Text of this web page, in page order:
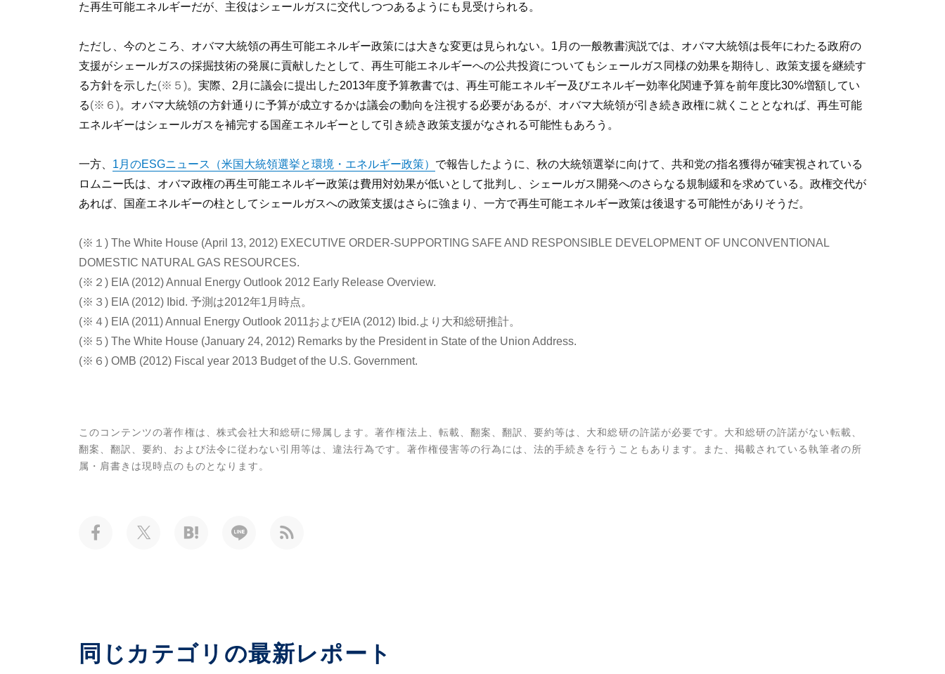
た再生可能エネルギーだが、主役はシェールガスに交代しつつあるようにも見受けられる。
ただし、今のところ、オバマ大統領の再生可能エネルギー政策には大きな変更は見られない。1月の一般教書演説では、オバマ大統領は長年にわたる政府の
支援がシェールガスの採掘技術の発展に貢献したとして、再生可能エネルギーへの公共投資についてもシェールガス同様の効果を期待し、政策支援を継続す
る方針を示した(※５)。実際、2月に議会に提出した2013年度予算教書では、再生可能エネルギー及びエネルギー効率化関連予算を前年度比30%増額してい
る(※６)。オバマ大統領の方針通りに予算が成立するかは議会の動向を注視する必要があるが、オバマ大統領が引き続き政権に就くこととなれば、再生可能
エネルギーはシェールガスを補完する国産エネルギーとして引き続き政策支援がなされる可能性もあろう。
一方、 1月のESGニュース（米国大統領選挙と環境・エネルギー政策） で報告したように、秋の大統領選挙に向けて、共和党の指名獲得が確実視されている
ロムニー氏は、オバマ政権の再生可能エネルギー政策は費用対効果が低いとして批判し、シェールガス開発へのさらなる規制緩和を求めている。政権交代が
あれば、国産エネルギーの柱としてシェールガスへの政策支援はさらに強まり、一方で再生可能エネルギー政策は後退する可能性がありそうだ。
(※１) The White House (April 13, 2012) EXECUTIVE ORDER-SUPPORTING SAFE AND RESPONSIBLE DEVELOPMENT OF UNCONVENTIONAL
DOMESTIC NATURAL GAS RESOURCES.
(※２) EIA (2012) Annual Energy Outlook 2012 Early Release Overview.
(※３) EIA (2012) Ibid. 予測は2012年1月時点。
(※４) EIA (2011) Annual Energy Outlook 2011およびEIA (2012) Ibid.より大和総研推計。
(※５) The White House (January 24, 2012) Remarks by the President in State of the Union Address.
(※６) OMB (2012) Fiscal year 2013 Budget of the U.S. Government.
このコンテンツの著作権は、株式会社大和総研に帰属します。著作権法上、転載、翻案、翻訳、要約等は、大和総研の許諾が必要です。大和総研の許諾がない転載、
翻案、翻訳、要約、および法令に従わない引用等は、違法行為です。著作権侵害等の行為には、法的手続きを行うこともあります。また、掲載されている執筆者の所
属・肩書きは現時点のものとなります。
同じカテゴリの最新レポート